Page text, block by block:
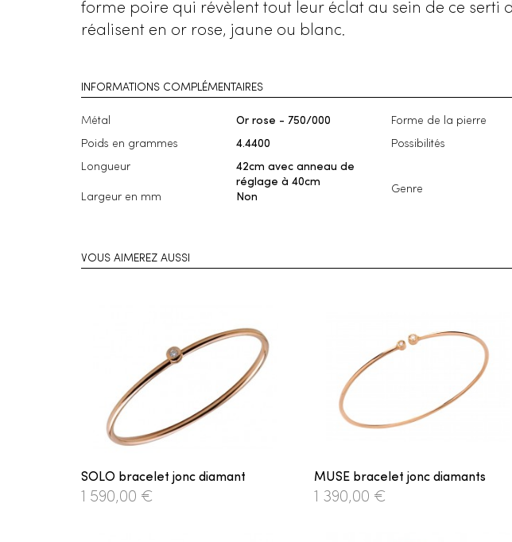
forme poire qui révèlent tout leur éclat au sein de ce serti
réalisent en or rose, jaune ou blanc.
INFORMATIONS COMPLÉMENTAIRES
Métal Or rose - 750/000
Poids en grammes 4.4400
Longueur
42cm avec anneau de
réglage à 40cm
Largeur en mm
Non
Forme de la pierre
Possibilités
Genre
VOUS AIMEREZ AUSSI
SOLO bracelet jonc diamant
1 590,00 €
MUSE bracelet jonc diamants
1 390,00 €